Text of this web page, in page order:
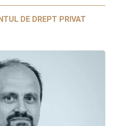
DE DREPT PRIVAT